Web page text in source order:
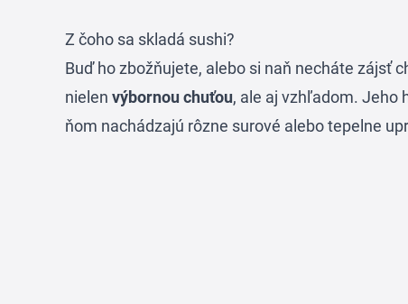
Z čoho sa skladá sushi?
Buď ho zbožňujete, alebo si naň necháte zájsť
nielen výbornou chuťou, ale aj vzhľadom. Jeho
ňom nachádzajú rôzne surové alebo tepelne